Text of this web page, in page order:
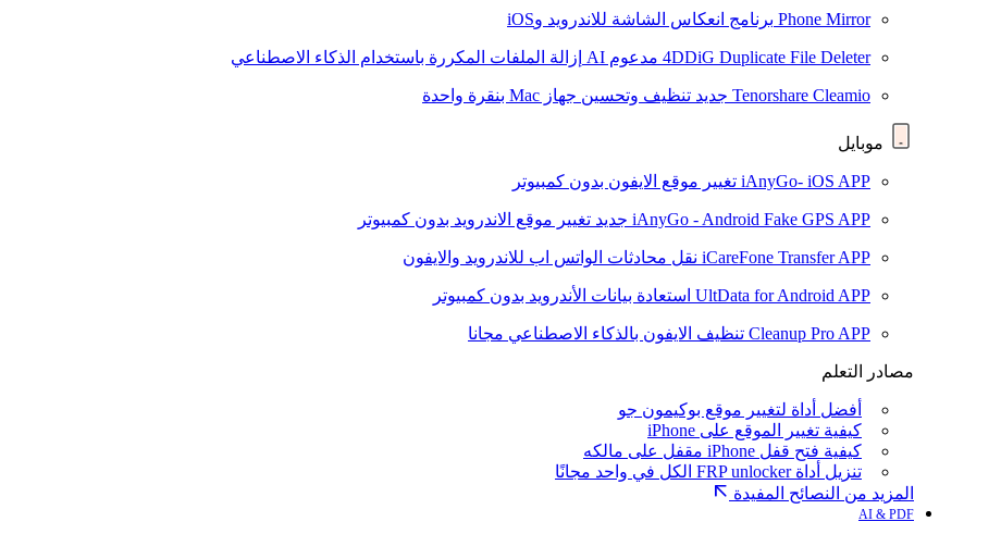
Phone Mirror برنامج انعكاس الشاشة للاندرويد وiOS
4DDiG Duplicate File Deleter مدعوم AI إزالة الملفات المكررة باستخدام الذكاء الاصطناعي
Tenorshare Cleamio جديد تنظيف وتحسين جهاز Mac بنقرة واحدة
موبايل
iAnyGo- iOS APP تغيير موقع الايفون بدون كمبيوتر
iAnyGo - Android Fake GPS APP جديد تغيير موقع الاندرويد بدون كمبيوتر
iCareFone Transfer APP نقل محادثات الواتس اب للاندرويد والايفون
UltData for Android APP استعادة بيانات الأندرويد بدون كمبيوتر
Cleanup Pro APP تنظيف الايفون بالذكاء الاصطناعي مجانا
مصادر التعلم
أفضل أداة لتغيير موقع بوكيمون جو
كيفية تغيير الموقع على iPhone
كيفية فتح قفل iPhone مقفل على مالكه
تنزيل أداة FRP unlocker الكل في واحد مجانًا
المزيد من النصائح المفيدة
AI & PDF